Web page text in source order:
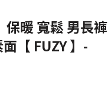
保暖 寬鬆 男長
【 FUZY 】-